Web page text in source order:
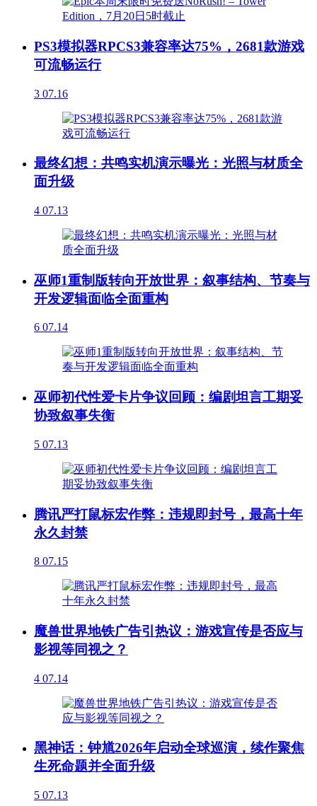
PS3模拟器RPCS3兼容率达75%，2681款游戏
可流畅运行
3 07.16
最终幻想：共鸣实机演示曝光：光照与材质全
面升级
4 07.13
巫师1重制版转向开放世界：叙事结构、节奏与
开发逻辑面临全面重构
6 07.14
巫师初代性爱卡片争议回顾：编剧坦言工期妥
协致叙事失衡
5 07.13
腾讯严打鼠标宏作弊：违规即封号，最高十年
永久封禁
8 07.15
魔兽世界地铁广告引热议：游戏宣传是否应与
影视等同视之？
4 07.14
黑神话：钟馗2026年启动全球巡演，续作聚焦
生死命题并全面升级
5 07.13